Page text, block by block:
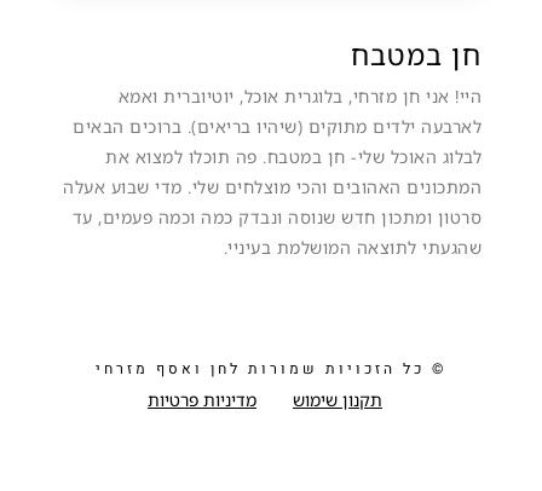
חן במטבח
היי! אני חן מזרחי, בלוגרית אוכל, יוטיוברית ואמא
לארבעה ילדים מתוקים (שיהיו בריאים). ברוכים הבאים
לבלוג האוכל שלי- חן במטבח. פה תוכלו למצוא את
המתכונים האהובים והכי מוצלחים שלי. מדי שבוע אעלה
סרטון ומתכון חדש שנוסה ונבדק כמה וכמה פעמים, עד
שהגעתי לתוצאה המושלמת בעיניי.
© כל הזכויות שמורות לחן ואסף מזרחי
תקנון שימוש מדיניות פרטיות